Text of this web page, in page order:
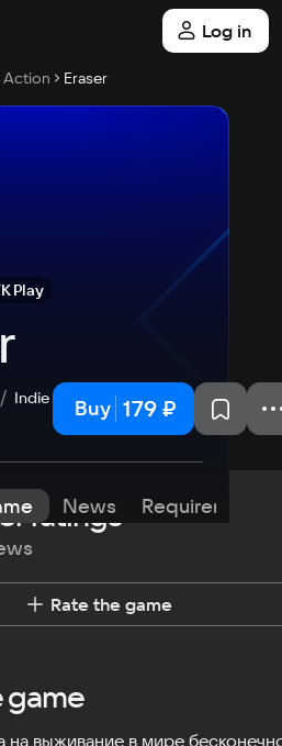
Log in
Action Eraser
Play
Indie Buy 179 ₽
News Requirements
ratings
Rate the game
на выживание в мире